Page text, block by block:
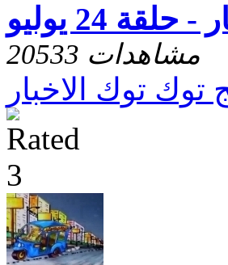
24 يوليو
20533 مشاهدات
توك توك الاخبار